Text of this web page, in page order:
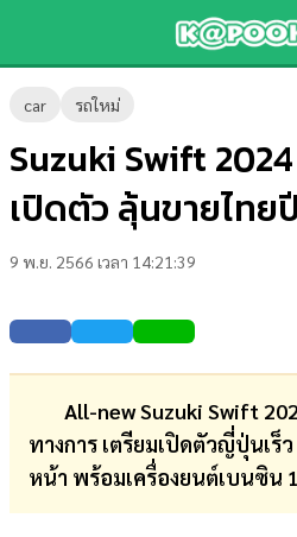
car รถใหม่
Suzuki Swift
เปิดตัว ลุ้นขายไทย
9 พ.ย. 2566 เวลา 14:21:39
All-new Suzuki Swift
ทางการ เตรียมเปิดตัวญี่ปุ่นเร็
หน้า พร้อมเครื่องยนต์เบนซิน
ข่าว-
ความ
รู้
บันเทิง
ตรวจ
หวย
ผล
บอล
สด